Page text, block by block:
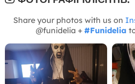
Share your photos with us on
@funidelia + #Funidelia